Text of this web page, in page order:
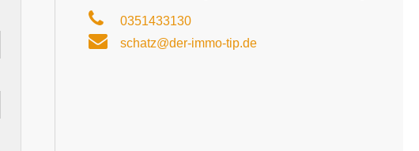
0351433130
schatz@der-immo-tip.de